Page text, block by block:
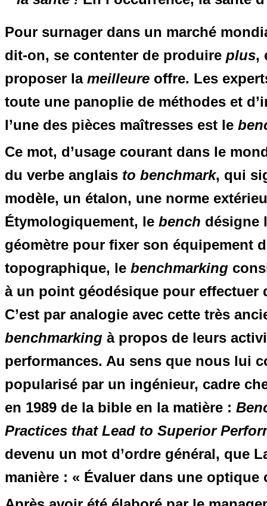
Pour surnager dans un marché
dit-on, se contenter de produire plus,
proposer la meilleure offre. Les
toute une panoplie de méthodes et
l’une des pièces maîtresses est le
Ce mot, d’usage courant dans le
du verbe anglais to benchmark, qui
modèle, un étalon, une norme
Étymologiquement, le bench désigne
géomètre pour fixer son équipement
topographique, le benchmarking
à un point géodésique pour effectuer
C’est par analogie avec cette très
benchmarking à propos de leurs
performances. Au sens que nous lui
popularisé par un ingénieur, cadre
en 1989 de la bible en la matière :
Practices that Lead to Superior
devenu un mot d’ordre général, que
manière : « Évaluer dans une